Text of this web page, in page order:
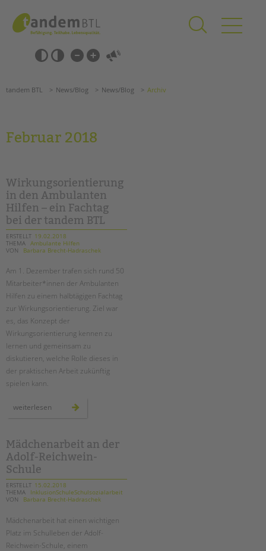
springen
Barrierefrei-
Einstellungen
überspringen
überspringen
Förderzentren
Kollegs
EFöB
Schulbezogene Sozialarbeit
Tagesgruppen
EINGLIEDERUNGSHILFE
BETREUTES WOHNEN
TANDEM BTL AKADEMIE
Zertfikatskurse
Seminarkalender
PROFIL | LEITBILD
Bereiche im Überblick
Kinder- und Jugendschutz
Unsere Videos
schoolcoach BTL
tandem international
tandem BTL News/Blog News/Blog Archiv
Februar 2018
Wirkungsorientierung
in den Ambulanten
Hilfen – ein Fachtag
bei der tandem BTL
ERSTELLT 19.02.2018
THEMA Ambulante Hilfen
VON
Barbara Brecht-Hadraschek
Am 1. Dezember trafen sich rund 50
Mitarbeiter*innen der Ambulanten
Hilfen zu einem halbtägigen Fachtag
zur Wirkungsorientierung. Ziel war
es, das Konzept der
Wirkungsorientierung kennen zu
lernen und gemeinsam zu
diskutieren, welche Rolle dieses in
der praktischen Arbeit zukünftig
spielen kann.
weiterlesen wirkungsorientierung
–
ein
fachtag
bei
tandem
btl
Mädchenarbeit an der
Adolf-Reichwein-
Schule
ERSTELLT 15.02.2018
THEMA
InklusionSchuleSchulsozialarbeit
VON
Barbara Brecht-Hadraschek
Mädchenarbeit hat einen wichtigen
Platz im Schulleben der Adolf-
Reichwein-Schule, einem